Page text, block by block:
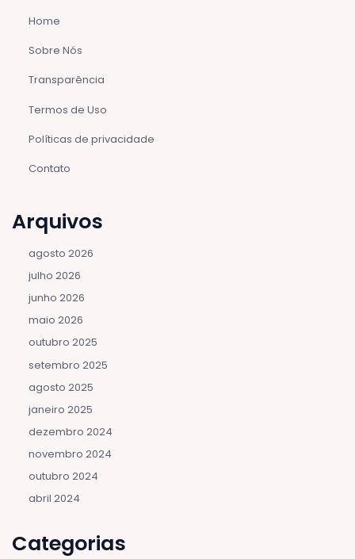
Home
Sobre Nós
Transparência
Termos de Uso
Políticas de privacidade
Contato
Arquivos
agosto 2026
julho 2026
junho 2026
maio 2026
outubro 2025
setembro 2025
agosto 2025
janeiro 2025
dezembro 2024
novembro 2024
outubro 2024
abril 2024
Categorias